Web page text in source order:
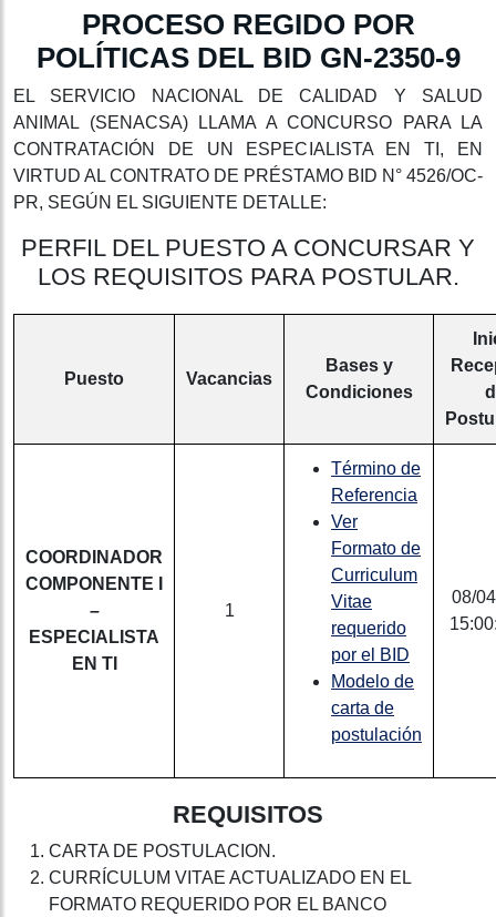
PROCESO REGIDO POR
POLÍTICAS DEL BID GN-2350-9
EL SERVICIO NACIONAL DE CALIDAD Y SALUD
ANIMAL (SENACSA) LLAMA A CONCURSO PARA LA
CONTRATACIÓN DE UN ESPECIALISTA EN TI, EN
VIRTUD AL CONTRATO DE PRÉSTAMO BID N° 4526/OC-
PR, SEGÚN EL SIGUIENTE DETALLE:
PERFIL DEL PUESTO A CONCURSAR Y
LOS REQUISITOS PARA POSTULAR.
Puesto Vacancias
Bases y
Condiciones
COORDINADOR
COMPONENTE I
–
ESPECIALISTA
EN TI
1
Término de
Referencia
Ver
Formato de
Curriculum
Vitae
requerido
por el BID
Modelo de
carta de
postulación
08/
REQUISITOS
CARTA DE POSTULACION.
CURRÍCULUM VITAE ACTUALIZADO EN EL
FORMATO REQUERIDO POR EL BANCO